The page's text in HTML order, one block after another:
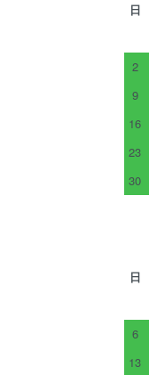
日
2
9
16
23
30
日
6
13